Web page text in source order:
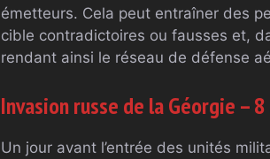
émetteurs. Cela peut entraîner des
cible contradictoires ou fausses et,
rendant ainsi le réseau de défense
Invasion russe de la Géorgie –
Un jour avant l’entrée des unités